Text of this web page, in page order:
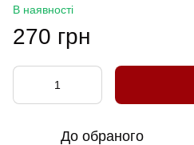
В наявності
270 грн
До обраного